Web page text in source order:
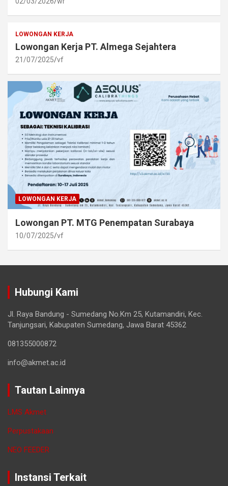
LOWONGAN KERJA
Lowongan Kerja PT. Almega Sejahtera
21/07/2025 vf
LOWONGAN KERJA
Lowongan PT. MTG Penempatan Surabaya
10/07/2025 vf
Hubungi Kami
Jl. Raya Bandung - Sumedang No.Km 25, Kutamandiri, Kec.
Tanjungsari, Kabupaten Sumedang, Jawa Barat 45362
081355000872
info@akmet.ac.id
Tautan Lainnya
LMS Akmet
Perpustakaan
NEO FEEDER
Instansi Terkait